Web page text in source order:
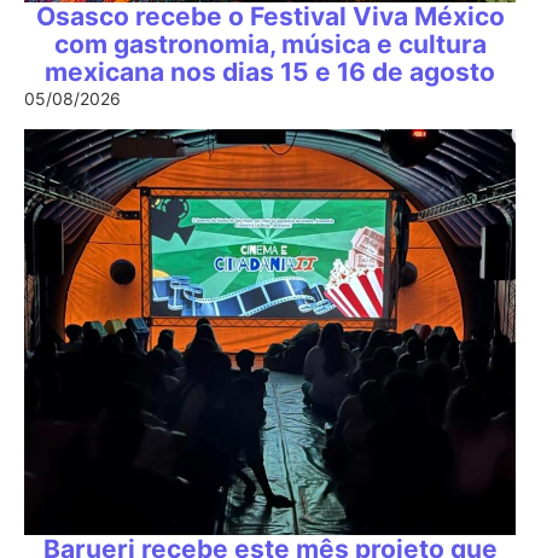
Osasco recebe o Festival Viva México
com gastronomia, música e cultura
mexicana nos dias 15 e 16 de agosto
05/08/2026
Barueri recebe este mês projeto que